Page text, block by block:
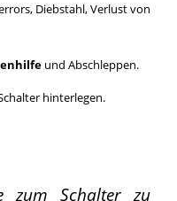
Diebstahl, Verlust von
und Abschleppen.
hinterlegen.
zum Schalter zu